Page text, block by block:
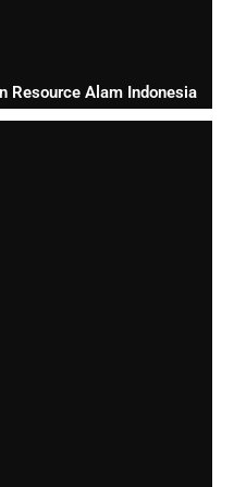
Resource Alam Indonesia